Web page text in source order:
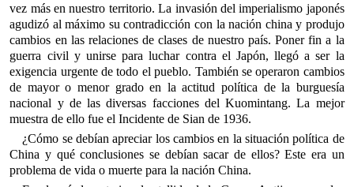
vez más en nuestro territorio. La invasión del imperialismo japonés
agudizó al máximo su contradicción con la nación china y produjo
cambios en las relaciones de clases de nuestro país. Poner fin a la
guerra civil y unirse para luchar contra el Japón, llegó a ser la
exigencia urgente de todo el pueblo. También se operaron cambios
de mayor o menor grado en la actitud política de la burguesía
nacional y de las diversas facciones del Kuomintang. La mejor
muestra de ello fue el Incidente de Sian de 1936.
¿Cómo se debían apreciar los cambios en la situación política de
China y qué conclusiones se debían sacar de ellos? Este era un
problema de vida o muerte para la nación China.